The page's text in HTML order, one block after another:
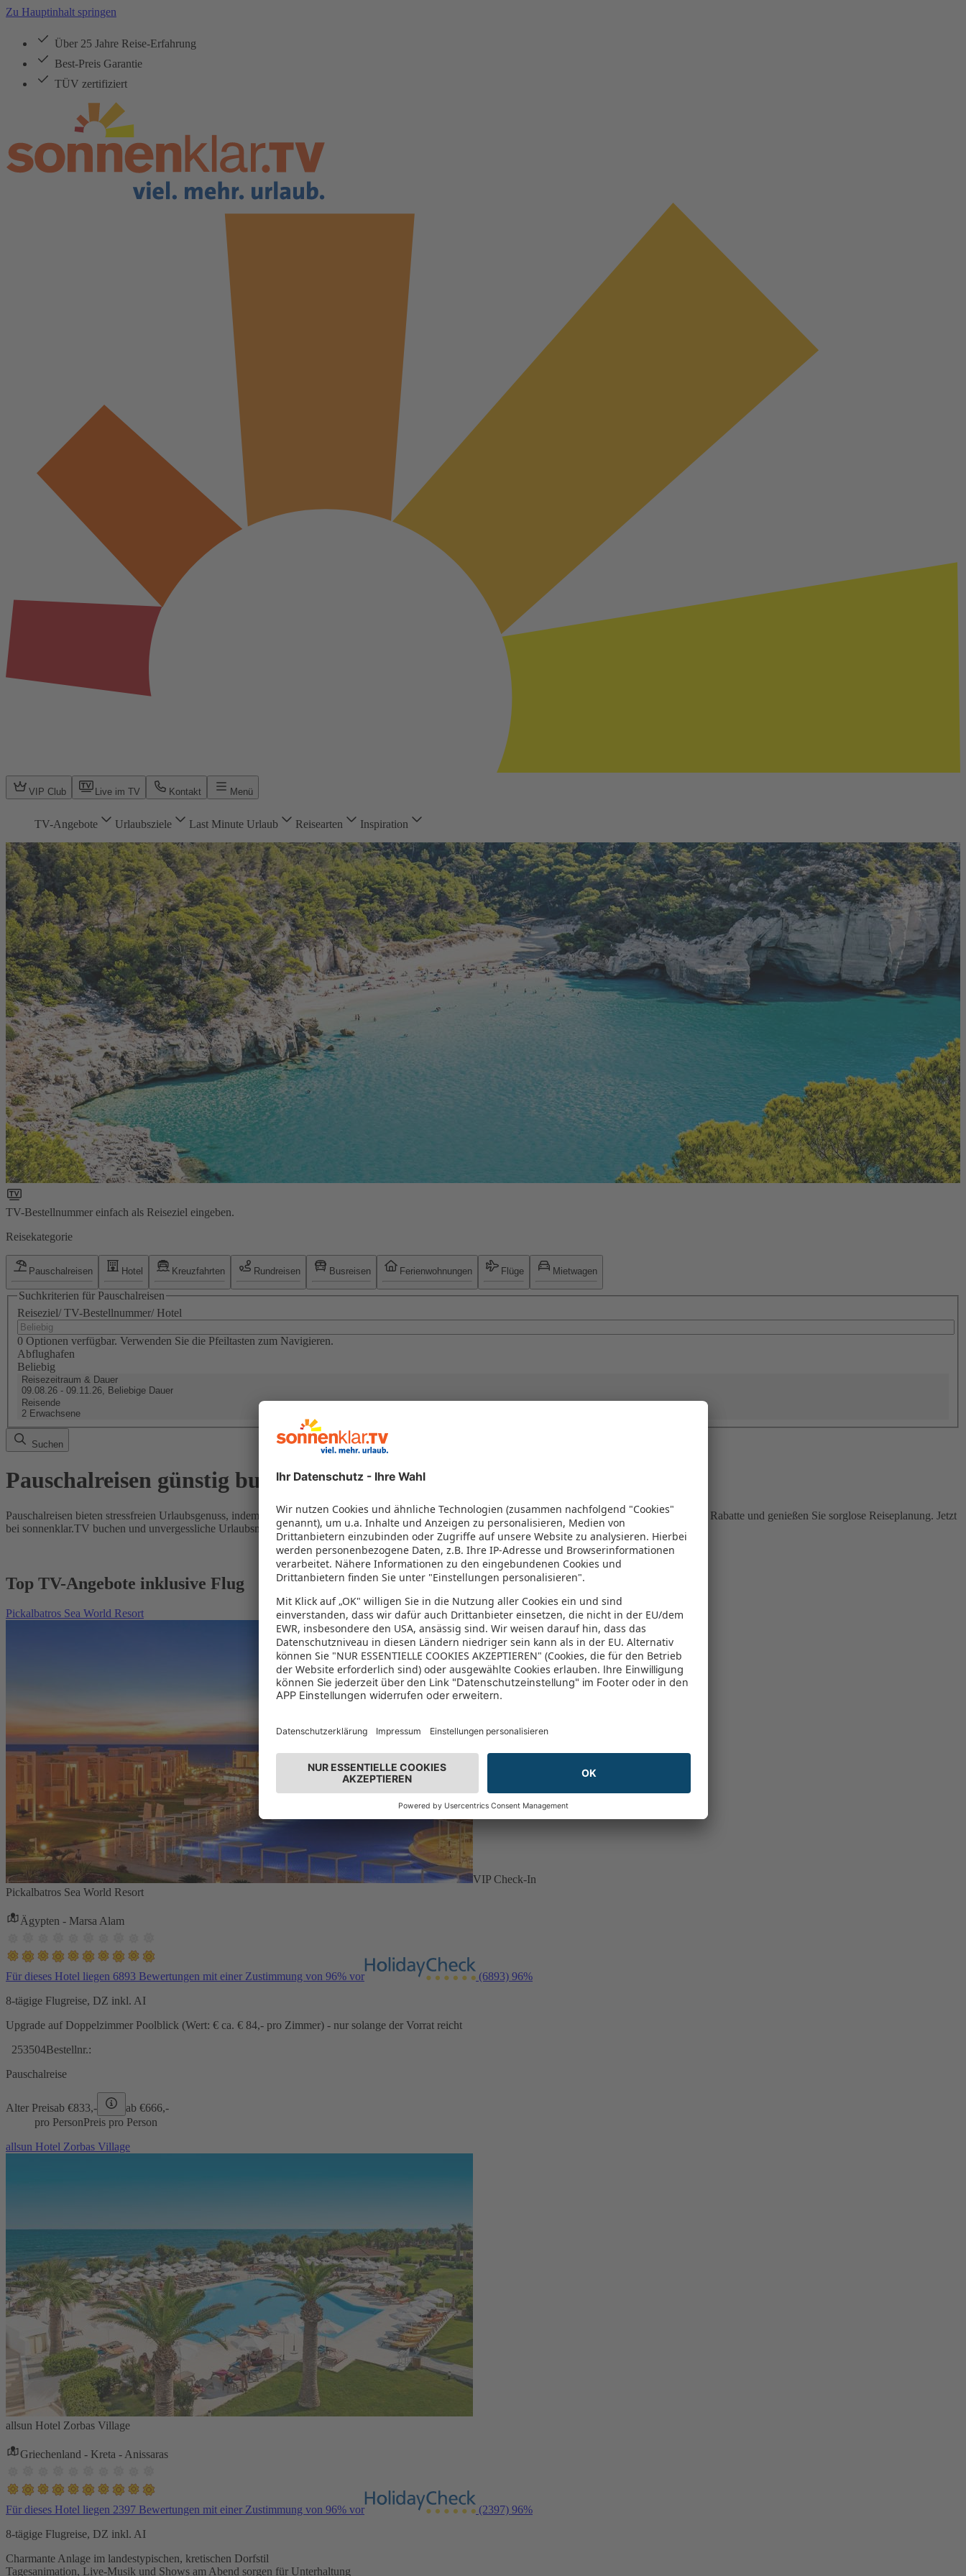
Zu Hauptinhalt springen
Über 25 Jahre Reise-Erfahrung
Best-Preis Garantie
TÜV zertifiziert
VIP Club Live im TV Kontakt Menü
TV-Angebote Urlaubsziele Last Minute Urlaub Reisearten Inspiration
TV-Bestellnummer einfach als Reiseziel eingeben.
Reisekategorie
Pauschalreisen Hotel Kreuzfahrten Rundreisen Busreisen Ferienwohnungen Flüge Mietwagen
Suchkriterien für Pauschalreisen
Reiseziel/ TV-Bestellnummer/ Hotel
0 Optionen verfügbar. Verwenden Sie die Pfeiltasten zum Navigieren.
Abflughafen
Beliebig
Reisezeitraum & Dauer
09.08.26 - 09.11.26, Beliebige Dauer
Reisende
2 Erwachsene
Suchen
Pauschalreisen günstig buchen
Pauschalreisen bieten stressfreien Urlaubsgenuss, indem Flug und Hotel in einem Paket kombiniert werden – das spart Zeit und Geld. Nutzen Sie attraktive Rabatte und genießen Sie sorglose Reiseplanung. Jetzt
bei sonnenklar.TV buchen und unvergessliche Urlaubsmomente erleben!
Top TV-Angebote inklusive Flug
Pickalbatros Sea World Resort
VIP Check-In
Pickalbatros Sea World Resort
Ägypten - Marsa Alam
Für dieses Hotel liegen 6893 Bewertungen mit einer Zustimmung von 96% vor (6893) 96%
8-tägige Flugreise, DZ inkl. AI
Upgrade auf Doppelzimmer Poolblick (Wert: € ca. € 84,- pro Zimmer) - nur solange der Vorrat reicht
253504Bestellnr.:
Pauschalreise
Alter Preisab €833,- ab €666,-
pro PersonPreis pro Person
allsun Hotel Zorbas Village
allsun Hotel Zorbas Village
Griechenland - Kreta - Anissaras
Für dieses Hotel liegen 2397 Bewertungen mit einer Zustimmung von 96% vor (2397) 96%
8-tägige Flugreise, DZ inkl. AI
Charmante Anlage im landestypischen, kretischen Dorfstil
Tagesanimation, Live-Musik und Shows am Abend sorgen für Unterhaltung